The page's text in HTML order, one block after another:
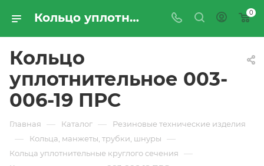
Кольцо уплотнительное 003-006-19 ПРС - купить по цене производителя с доставкой по Москве и России | ПРОМРЕСУРССЕРВИС 0
Кольцо
уплотнительное 003-
006-19 ПРС
Главная — Каталог — Резиновые технические изделия
— Кольца, манжеты, трубки, шнуры —
Кольца уплотнительные круглого сечения —